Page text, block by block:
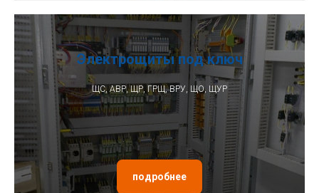
Электрощиты под ключ
ЩС, АВР, ЩР, ГРЩ, ВРУ, ЩО, ЩУР
подробнее